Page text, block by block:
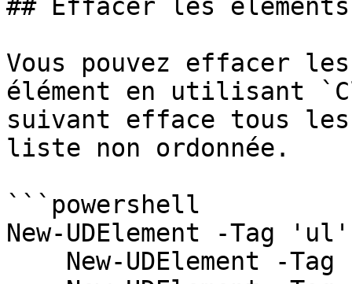
## Effacer les
Vous pouvez effacer
élément en utilisant
suivant efface tous
liste non ordonnée.
```powershell
New-UDElement -Tag